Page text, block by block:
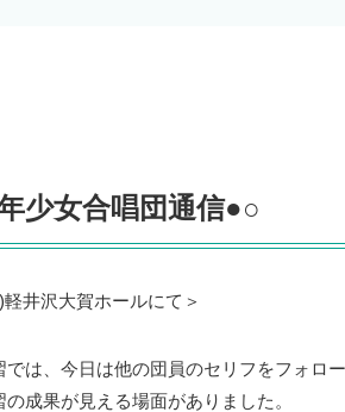
少女合唱団通信●○
井沢大賀ホールにて＞
は、今日は他の団員のセリフをフォロ
成果が見える場面がありました。